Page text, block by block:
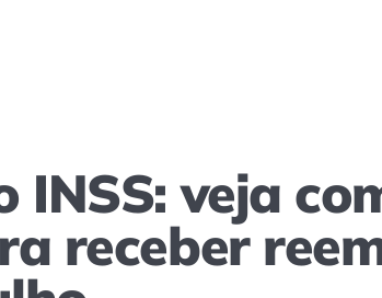
INSS: veja
receber